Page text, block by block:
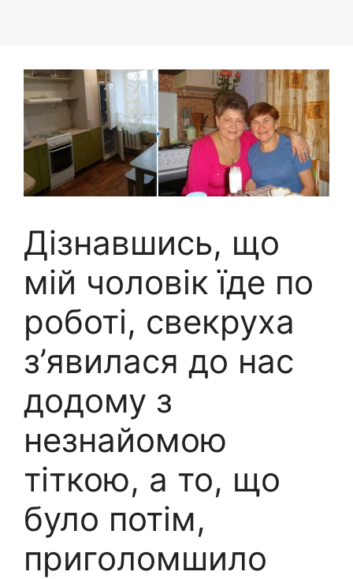
Дізнавшись, що
мій чоловік їде по
роботі, свекруха
з’явилася до нас
додому з
незнайомою
тіткою, а то, що
було потім,
приголомшило